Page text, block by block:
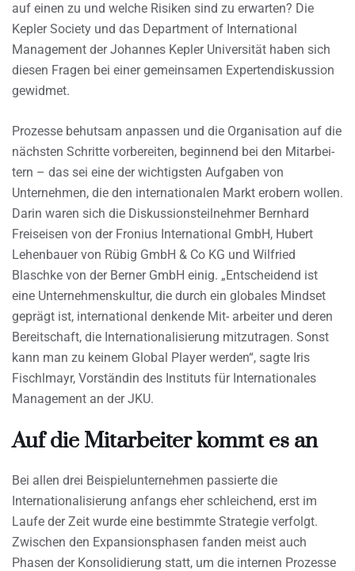
auf einen zu und welche Risiken sind zu erwarten? Die
Kepler Society und das Department of International
Management der Johannes Kepler Universität haben sich
diesen Fragen bei einer gemeinsamen Expertendiskussion
gewidmet.
Prozesse behutsam anpassen und die Organisation auf die
nächsten Schritte vorbereiten, beginnend bei den Mitarbei-
tern – das sei eine der wichtigsten Aufgaben von
Unternehmen, die den internationalen Markt erobern wollen.
Darin waren sich die Diskussionsteilnehmer Bernhard
Freiseisen von der Fronius International GmbH, Hubert
Lehenbauer von Rübig GmbH & Co KG und Wilfried
Blaschke von der Berner GmbH einig. „Entscheidend ist
eine Unternehmenskultur, die durch ein globales Mindset
geprägt ist, international denkende Mit- arbeiter und deren
Bereitschaft, die Internationalisierung mitzutragen. Sonst
kann man zu keinem Global Player werden“, sagte Iris
Fischlmayr, Vorständin des Instituts für Internationales
Management an der JKU.
Auf die Mitarbeiter kommt es an
Bei allen drei Beispielunternehmen passierte die
Internationalisierung anfangs eher schleichend, erst im
Laufe der Zeit wurde eine bestimmte Strategie verfolgt.
Zwischen den Expansionsphasen fanden meist auch
Phasen der Konsolidierung statt, um die internen Prozesse